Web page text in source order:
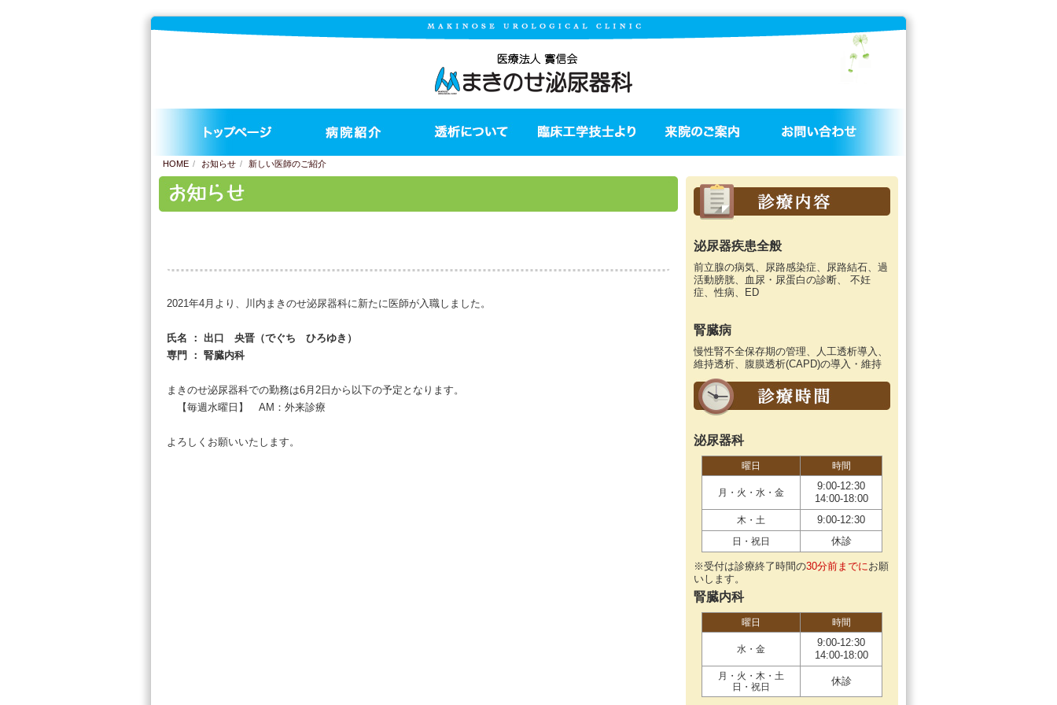
HOME お知らせ 新しい医師のご紹介
2021年4月より、川内まきのせ泌尿器科に新たに医師が入職しました。
氏名 ： 出口 央晋（でぐち ひろゆき）
専門 ： 腎臓内科
まきのせ泌尿器科での勤務は6月2日から以下の予定となります。
【毎週水曜日】 AM：外来診療
よろしくお願いいたします。
泌尿器疾患全般
前立腺の病気、尿路感染症、尿路結石、過
活動膀胱、血尿・尿蛋白の診断、 不妊
症、性病、ED
腎臓病
慢性腎不全保存期の管理、人工透析導入、
維持透析、腹膜透析(CAPD)の導入・維持
泌尿器科
曜日 時間
月・火・水・金
9:00-12:30
14:00-18:00
木・土 9:00-12:30
日・祝日 休診
※受付は診療終了時間の30分前までにお願
いします。
腎臓内科
曜日 時間
水・金
9:00-12:30
14:00-18:00
月・火・木・土
日・祝日
休診